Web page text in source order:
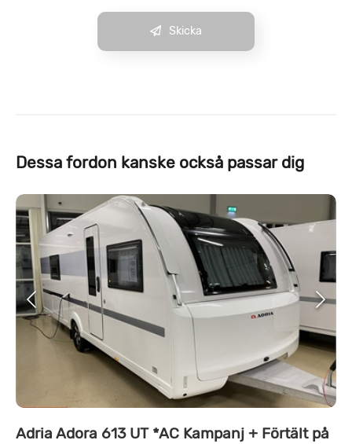
Skicka
Dessa fordon kanske också passar dig
Adria Adora 613 UT *AC Kampanj + Förtält på